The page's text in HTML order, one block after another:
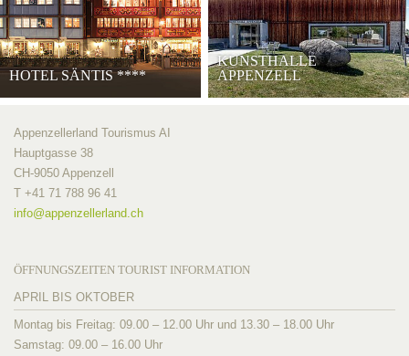
HOTEL SÄNTIS****
KUNSTHALLE
APPENZELL
Appenzellerland Tourismus AI
Hauptgasse 38
CH-9050 Appenzell
T +41 71 788 96 41
info@appenzellerland.ch
ÖFFNUNGSZEITEN TOURIST INFORMATION
APRIL BIS OKTOBER
Montag bis Freitag: 09.00 – 12.00 Uhr und 13.30 – 18.00 Uhr
Samstag: 09.00 – 16.00 Uhr